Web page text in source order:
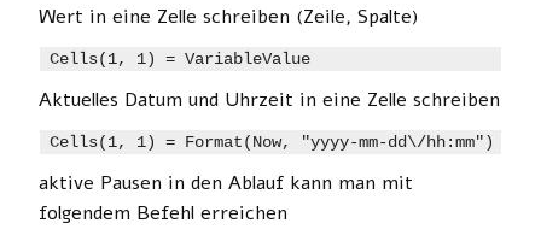
Wert in eine Zelle schreiben (Zeile, Spalte)
Cells(1, 1) = VariableValue
Aktuelles Datum und Uhrzeit in eine Zelle schreiben
aktive Pausen in den Ablauf kann man mit
folgendem Befehl erreichen